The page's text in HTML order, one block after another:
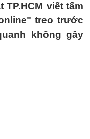
viết tấm
treo trước
không gây